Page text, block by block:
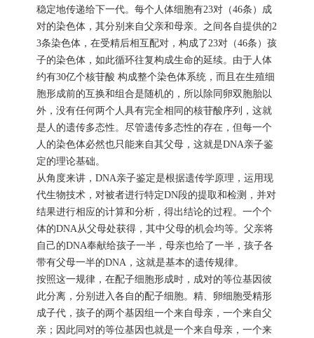
稳定地传递给下一代。每个人体细胞有23对（46条）成
对的染色体，其分别来自父亲和母亲。之间各自提供的2
3条染色体，在受精后相互配对，构成了23对（46条）孩
子的染色体，如此循环往复构成生命的延续。由于人体
约有30亿个核苷酸 构成整个染色体系统，而且在生殖细
胞形成前的互换和组合是随机的，所以除同卵双胞胎以
外，没有任何两个人具有完全相同的核苷酸序列，这就
是人的遗传多态性。尽管遗传多态性的存在，但每一个
人的染色体必然也只能来自其父母，这就是DNA亲子鉴
定的理论基础。
从角度来讲，DNA亲子鉴定是根据遗传学原理，运用现
代生物技术，对被者进行特定DN段的提取和检测，并对
结果进行相应的计算和分析，得出结论的过程。一个个
体的DNA从父母处获得，其中父母的机会均等。父亲将
自己的DNA奉献给孩子一半，母亲也给了一半，孩子各
带有父母一半的DNA，这就是基本的遗传规律。
按照这一规律，在配子细胞形成时，成对的等位基因彼
此分离，分别进入各自的配子细胞。精、卵细胞受精形
成子代，孩子的两个基因组一个来自母亲，一个来自父
亲；因此同对的等位基因也就是一个来自母亲，一个来